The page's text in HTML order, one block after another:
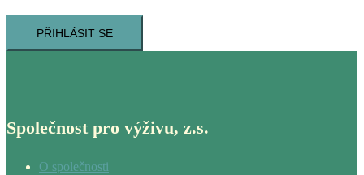
PŘIHLÁSIT SE
Společnost pro výživu, z.s.
O společnosti